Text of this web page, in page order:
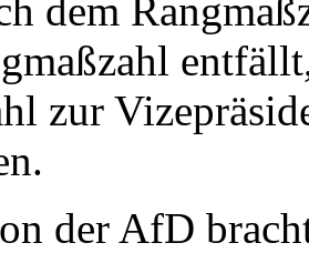
dem
zur
der AfD